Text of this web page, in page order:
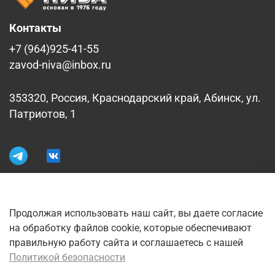
Информация
Меню
Контакты
+7 (964)925-41-55
zavod-niva@inbox.ru
353320, Россия, Краснодарский край, Абинск, ул.
Патриотов, 1
Продолжая использовать наш сайт, вы даете согласие
на обработку файлов cookie, которые обеспечивают
правильную работу сайта и соглашаетесь с нашей
Политикой безопасности